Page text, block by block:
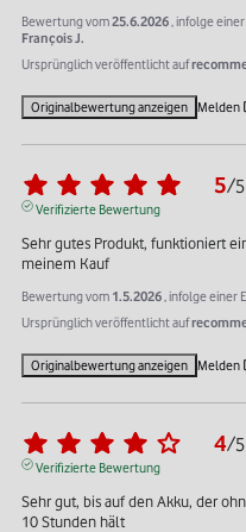
Bewertung vom25.6.2026 , infolge
François J.
Ursprünglich veröffentlicht auf
Originalbewertung anzeigen Melden
5/5
Verifizierte Bewertung
Sehr gutes Produkt, funktioniert
meinem Kauf
Bewertung vom 1.5.2026 , infolge einer
Ursprünglich veröffentlicht auf
Originalbewertung anzeigen Melden
4/5
Verifizierte Bewertung
Sehr gut, bis auf den Akku, der
10 Stunden hält